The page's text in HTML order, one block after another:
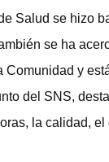
Salud se hizo
se ha
y
del SNS,
la calidad,